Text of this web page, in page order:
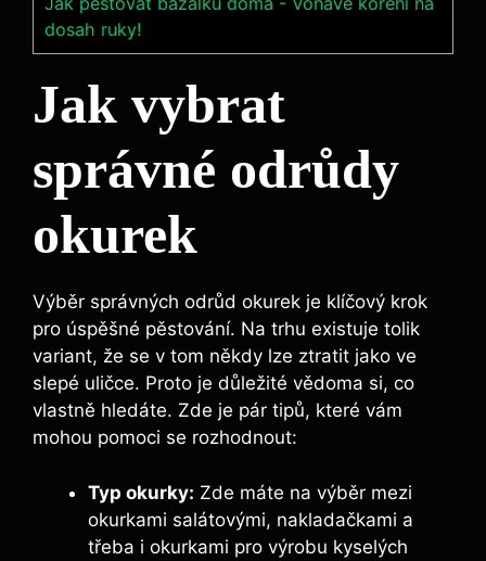
dosah ruky!
Jak vybrat
správné odrůdy
okurek
Výběr správných odrůd okurek je klíčový krok
pro úspěšné pěstování. Na trhu existuje tolik
variant, že se v tom někdy lze ztratit jako ve
slepé uličce. Proto je důležité vědoma si, co
vlastně hledáte. Zde je pár tipů, které vám
mohou pomoci se rozhodnout:
Typ okurky: Zde máte na výběr mezi
okurkami salátovými, nakladačkami a
třeba i okurkami pro výrobu kyselých